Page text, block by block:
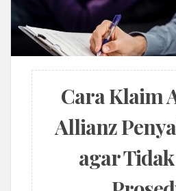
Cara Klaim
Allianz
agar